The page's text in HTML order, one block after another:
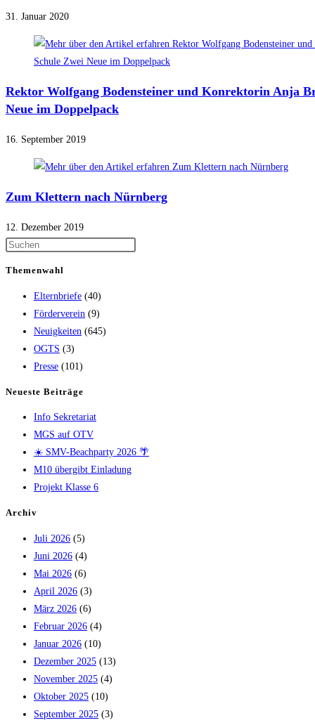
31. Januar 2020
Rektor Wolfgang Bodensteiner und Konrektorin Anja
Neue im Doppelpack
16. September 2019
Zum Klettern nach Nürnberg
12. Dezember 2019
Themenwahl
Elternbriefe (40)
Förderverein (9)
Neuigkeiten (645)
OGTS (3)
Presse (101)
Neueste Beiträge
Info Sekretariat
MGS auf OTV
☀️ SMV-Beachparty 2026 🌴
M10 übergibt Einladung
Projekt Klasse 6
Archiv
Juli 2026 (5)
Juni 2026 (4)
Mai 2026 (6)
April 2026 (3)
März 2026 (6)
Februar 2026 (4)
Januar 2026 (10)
Dezember 2025 (13)
November 2025 (4)
Oktober 2025 (10)
September 2025 (3)